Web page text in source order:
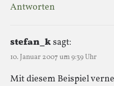
Antworten
stefan_ksagt:
10. Januar 2007 um 9:39 Uhr
Mit diesem Beispiel